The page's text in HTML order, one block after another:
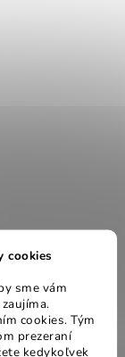
cookies
sme vám
cookies. Tým
prezeraní
kedykoľvek